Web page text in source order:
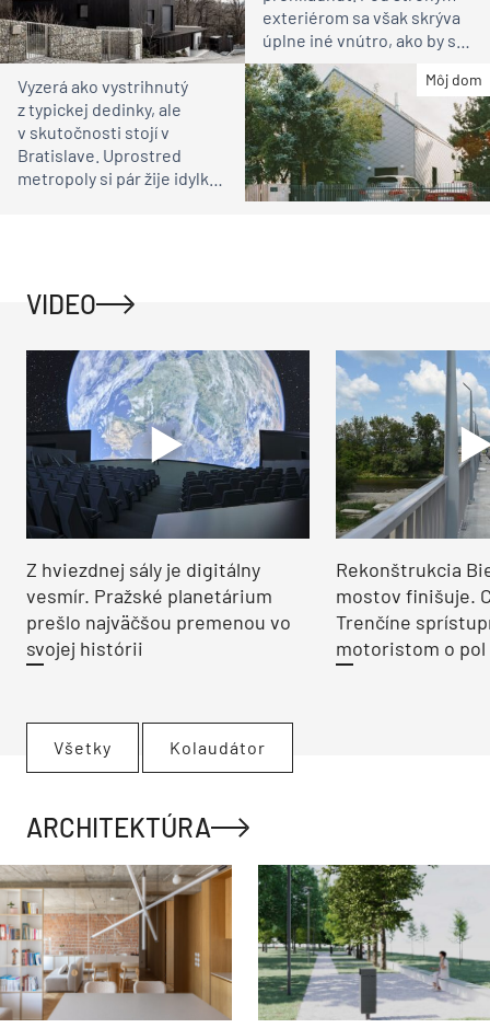
exteriérom sa však skrýva
úplne iné vnútro, ako by ste
čakali
Môj dom
Vyzerá ako vystrihnutý
z typickej dedinky, ale
v skutočnosti stojí v
Bratislave. Uprostred
metropoly si pár žije idylku
VIDEO
Z hviezdnej sály je digitálny
vesmír. Pražské planetárium
prešlo najväčšou premenou vo
svojej histórii
Rekonštrukcia
mostov finišuje.
Trenčíne
motoristom o pol
Všetky Kolaudátor
ARCHITEKTÚRA